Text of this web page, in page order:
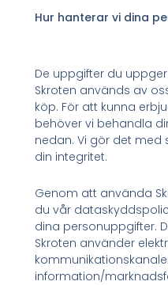
Hur hanterar vi dina
De uppgifter du
Skroten används av
köp. För att kunna
behöver vi behandla
nedan. Vi gör det med
din integritet.
Genom att använda
du vår
dina personuppgifter.
Skroten använder
information/